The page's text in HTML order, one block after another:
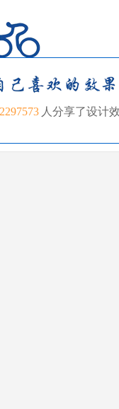
2297573 人分享了设计